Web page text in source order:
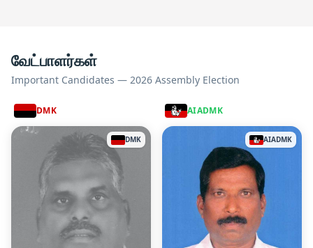
வேட்பாளர்கள்
Important Candidates — 2026 Assembly Election
DMK
DMK
AIADMK
AIADMK